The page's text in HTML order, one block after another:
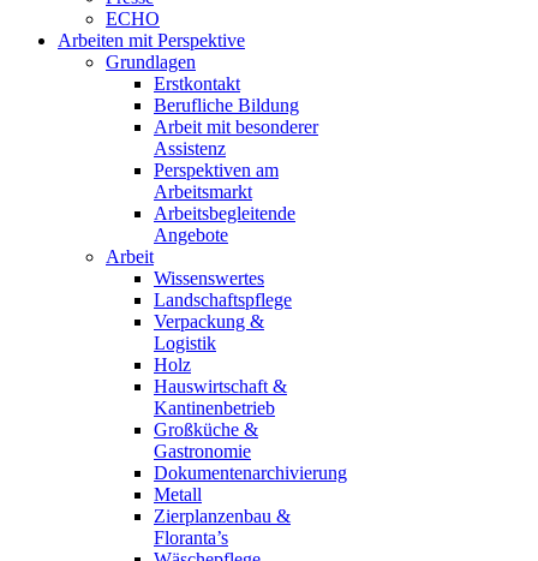
ECHO
Arbeiten mit Perspektive
Grundlagen
Erstkontakt
Berufliche Bildung
Arbeit mit besonderer
Assistenz
Perspektiven am
Arbeitsmarkt
Arbeitsbegleitende
Angebote
Arbeit
Wissenswertes
Landschaftspflege
Verpackung &
Logistik
Holz
Hauswirtschaft &
Kantinenbetrieb
Großküche &
Gastronomie
Dokumentenarchivierung
Metall
Zierplanzenbau &
Floranta’s